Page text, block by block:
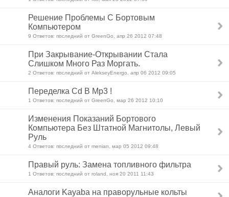
Решение Проблемы С Бортовым
Компьютером
9 Ответов: последний от GreenGo, апр 26 2012 07:48
При Закрывание-Открывании Стала
Слишком Много Раз Моргать.
2 Ответов: последний от AlekseyEnergo, апр 06 2012 09:05
Переделка Cd В Mp3 !
1 Ответов: последний от GreenGo, мар 26 2012 10:10
Изменения Показаний Бортового
Компьютера Без Штатной Магнитолы, Левый
Руль
4 Ответов: последний от menian, мар 05 2012 09:48
Правый руль: Замена топливного фильтра
1 Ответов: последний от roland, ноя 20 2011 11:43
Аналоги Kayaba на праворульные кольты